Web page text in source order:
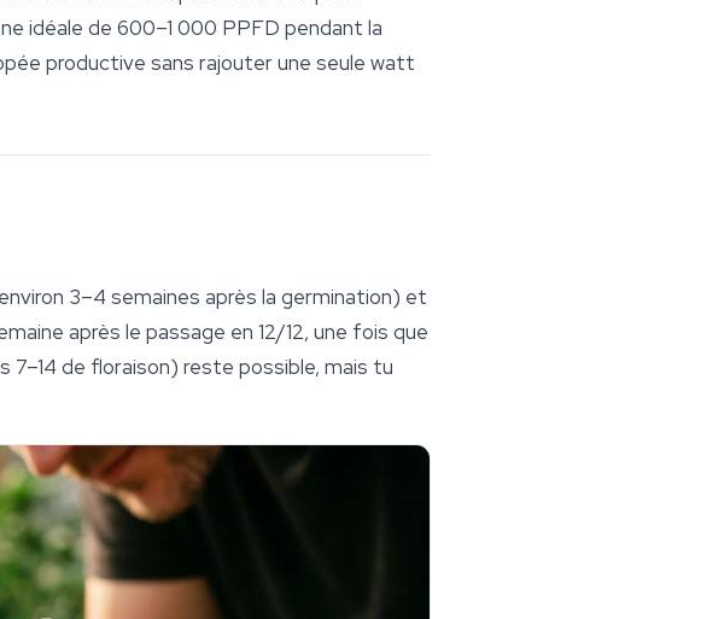
idéale de 600–1 000 PPFD pendant la
productive sans rajouter une seule watt
3–4 semaines après la germination) et
après le passage en 12/12, une fois que
de floraison) reste possible, mais tu